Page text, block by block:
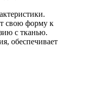
свою форму к
с тканью.
обеспечивает